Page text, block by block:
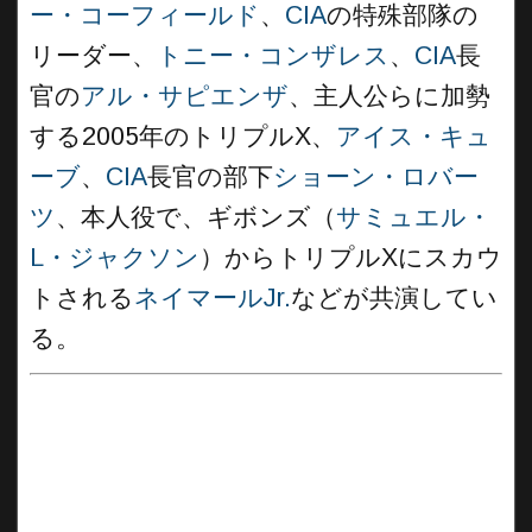
ー・コーフィールド 、 CIAの特殊部隊の
リーダー、
トニー・コンザレス 、 CIA長
官のアル・サピエンザ、主人公らに加勢
する2005年のトリプルX、 アイス・キュ
ーブ、 CIA長官の部下ショーン・ロバー
ツ 、本人役で、ギボンズ（サミュエル・
L・ジャクソン ）からトリプルXにスカウ
トされるネイマールJr.などが共演してい
る。